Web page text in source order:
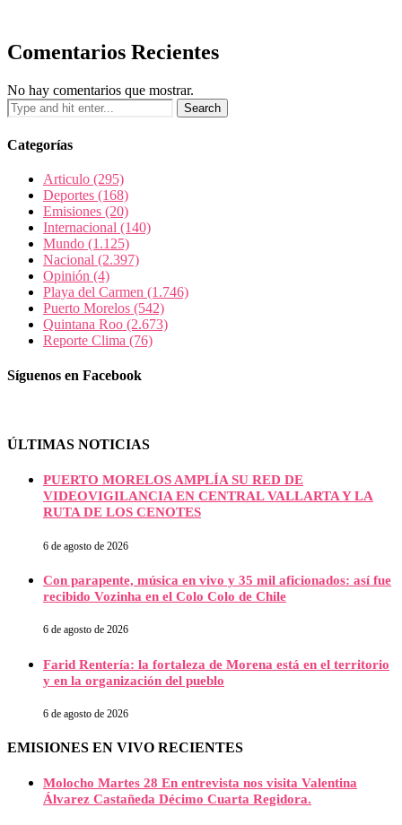
Comentarios Recientes
No hay comentarios que mostrar.
Categorías
Articulo (295)
Deportes (168)
Emisiones (20)
Internacional (140)
Mundo (1.125)
Nacional (2.397)
Opinión (4)
Playa del Carmen (1.746)
Puerto Morelos (542)
Quintana Roo (2.673)
Reporte Clima (76)
Síguenos en Facebook
ÚLTIMAS NOTICIAS
PUERTO MORELOS AMPLÍA SU RED DE
VIDEOVIGILANCIA EN CENTRAL VALLARTA Y LA
RUTA DE LOS CENOTES
6 de agosto de 2026
Con parapente, música en vivo y 35 mil aficionados: así fue
recibido Vozinha en el Colo Colo de Chile
6 de agosto de 2026
Farid Rentería: la fortaleza de Morena está en el territorio
y en la organización del pueblo
6 de agosto de 2026
EMISIONES EN VIVO RECIENTES
Molocho Martes 28 En entrevista nos visita Valentina
Álvarez Castañeda Décimo Cuarta Regidora.